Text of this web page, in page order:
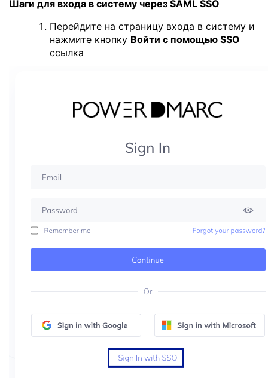
Шаги для входа в систему через SAML SSO
Перейдите на страницу входа в систему и
нажмите кнопку Войти с помощью SSO
ссылка